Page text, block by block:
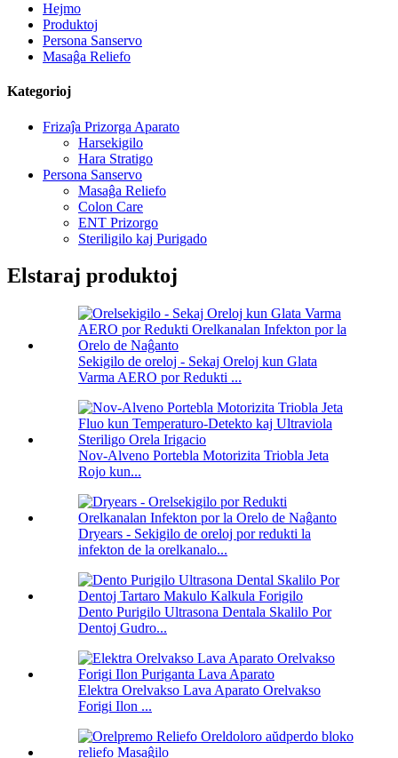
Hejmo
Produktoj
Persona Sanservo
Masaĝa Reliefo
Kategorioj
Frizaĵa Prizorga Aparato
Harsekigilo
Hara Stratigo
Persona Sanservo
Masaĝa Reliefo
Colon Care
ENT Prizorgo
Steriligilo kaj Purigado
Elstaraj produktoj
Sekigilo de oreloj - Sekaj Oreloj kun Glata
Varma AERO por Redukti ...
Nov-Alveno Portebla Motorizita Triobla Jeta
Rojo kun...
Dryears - Sekigilo de oreloj por redukti la
infekton de la orelkanalo...
Dento Purigilo Ultrasona Dentala Skalilo Por
Dentoj Gudro...
Elektra Orelvakso Lava Aparato Orelvakso
Forigi Ilon ...